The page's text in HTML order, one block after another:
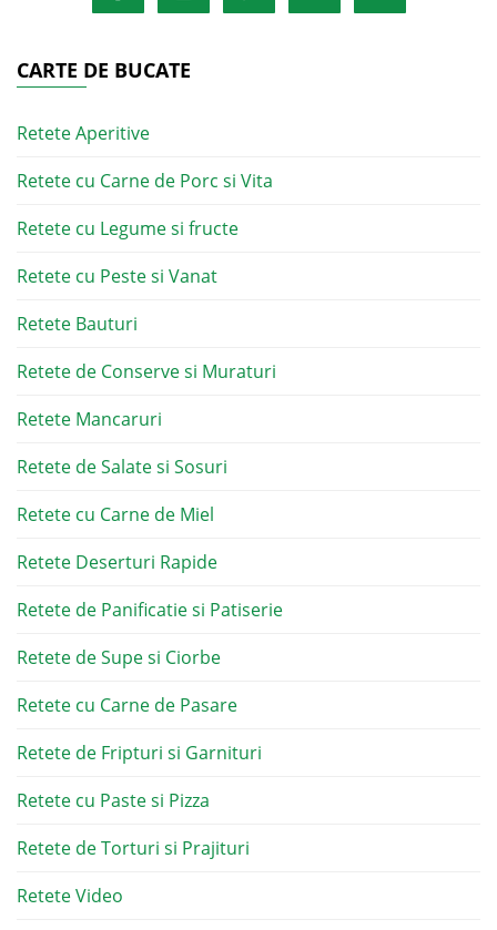
CARTE DE BUCATE
Retete Aperitive
Retete cu Carne de Porc si Vita
Retete cu Legume si fructe
Retete cu Peste si Vanat
Retete Bauturi
Retete de Conserve si Muraturi
Retete Mancaruri
Retete de Salate si Sosuri
Retete cu Carne de Miel
Retete Deserturi Rapide
Retete de Panificatie si Patiserie
Retete de Supe si Ciorbe
Retete cu Carne de Pasare
Retete de Fripturi si Garnituri
Retete cu Paste si Pizza
Retete de Torturi si Prajituri
Retete Video